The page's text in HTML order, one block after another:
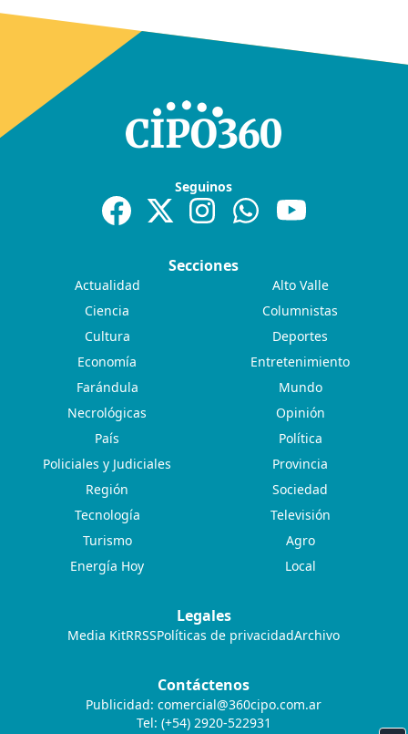
Seguinos
Secciones
Actualidad
Alto Valle
Ciencia
Columnistas
Cultura
Deportes
Economía
Entretenimiento
Farándula
Mundo
Necrológicas
Opinión
País
Política
Policiales y Judiciales
Provincia
Región
Sociedad
Tecnología
Televisión
Turismo
Agro
Energía Hoy
Local
Legales
Media KitRRSSPolíticas de privacidadArchivo
Contáctenos
Publicidad:comercial@360cipo.com.ar
Tel: (+54) 2920-522931